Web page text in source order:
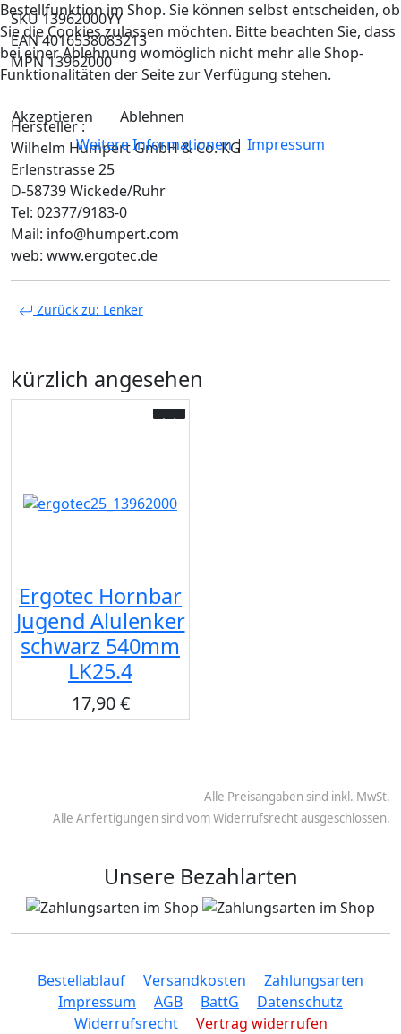
SKU 13962000YY
EAN 4016538083213
MPN 13962000
Hersteller :
Wilhelm Humpert GmbH & Co. KG
Erlenstrasse 25
D-58739 Wickede/Ruhr
Tel: 02377/9183-0
Mail: info@humpert.com
web: www.ergotec.de
Zurück zu: Lenker
kürzlich angesehen
Ergotec Hornbar
Jugend Alulenker
schwarz 540mm
LK25.4
17,90 €
Alle Preisangaben sind inkl. MwSt.
Alle Anfertigungen sind vom Widerrufsrecht ausgeschlossen.
Unsere Bezahlarten
Bestellablauf Versandkosten
Zahlungsarten
Impressum
AGB BattG
Datenschutz
Widerrufsrecht
Vertrag widerrufen
Bestellfunktion im Shop. Sie können selbst entscheiden, ob
Sie die Cookies zulassen möchten. Bitte beachten Sie, dass
bei einer Ablehnung womöglich nicht mehr alle Shop-
Funktionalitäten der Seite zur Verfügung stehen.
Akzeptieren
Ablehnen
Weitere Informationen| Impressum